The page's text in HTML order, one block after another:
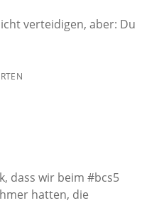
verteidigen, aber: Du
dass wir beim #bcs5
hatten, die